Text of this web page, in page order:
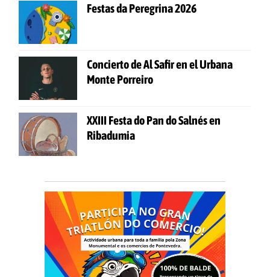
Festas da Peregrina 2026
Concierto de Al Safir en el Urbana
Monte Porreiro
XXIII Festa do Pan do Salnés en
Ribadumia